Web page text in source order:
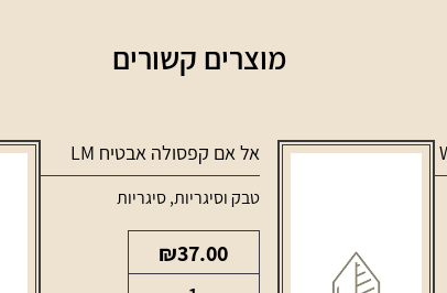
מוצרים קשורים
אל אם קפסולה אבטיח LM
טבק וסיגריות,סיגריות
₪37.00